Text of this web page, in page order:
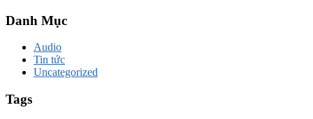
Danh Mục
Audio
Tin tức
Uncategorized
Tags